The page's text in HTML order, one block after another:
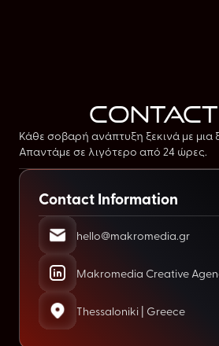
contact
Κάθε σοβαρή ανάπτυξη ξεκινά με
Απαντάμε σε λιγότερο από 24 ώρες.
Contact Information
hello@makromedia.gr
Makromedia Creative
Thessaloniki | Greece